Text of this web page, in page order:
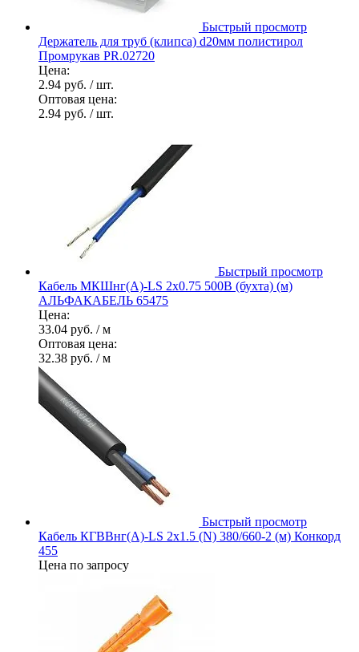
Быстрый просмотр
Держатель для труб (клипса) d20мм полистирол
Промрукав PR.02720
Цена:
2.94 руб. / шт.
Оптовая цена:
2.94 руб. / шт.
Быстрый просмотр
Кабель МКШнг(А)-LS 2х0.75 500В (бухта) (м)
АЛЬФАКАБЕЛЬ 65475
Цена:
33.04 руб. / м
Оптовая цена:
32.38 руб. / м
Быстрый просмотр
Кабель КГВВнг(А)-LS 2х1.5 (N) 380/660-2 (м) Конкорд
455
Цена по запросу